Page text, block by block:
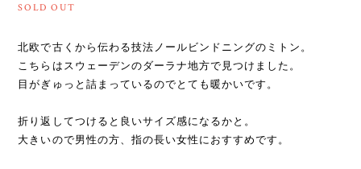
SOLD OUT
北欧で古くから伝わる技法ノールビンドニングのミトン。
こちらはスウェーデンのダーラナ地方で見つけました。
目がぎゅっと詰まっているのでとても暖かいです。
折り返してつけると良いサイズ感になるかと。
大きいので男性の方、指の長い女性におすすめです。